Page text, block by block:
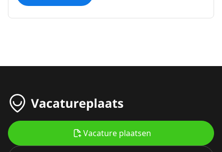
Vacature plaatsen